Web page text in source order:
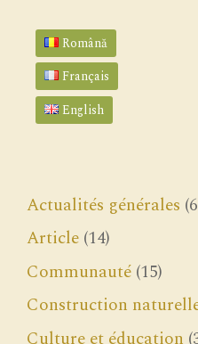
Română
Français
English
Actualités générales
Article (14)
Communauté (15)
Construction
Culture et éducation